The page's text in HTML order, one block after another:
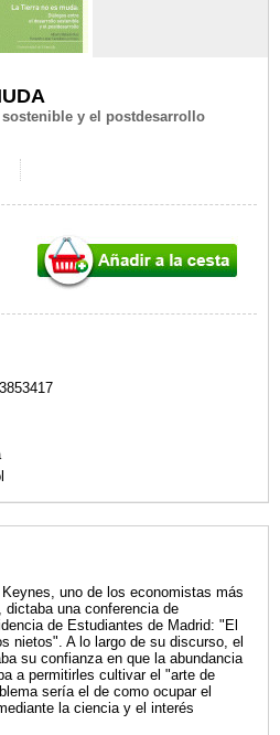
y el postdesarrollo
uno de los economistas más
una conferencia de
de Estudiantes de Madrid: "El
nietos". A lo largo de su discurso, el
su confianza en que la abundancia
a permitirles cultivar el "arte de
sería el de como ocupar el
la ciencia y el interés